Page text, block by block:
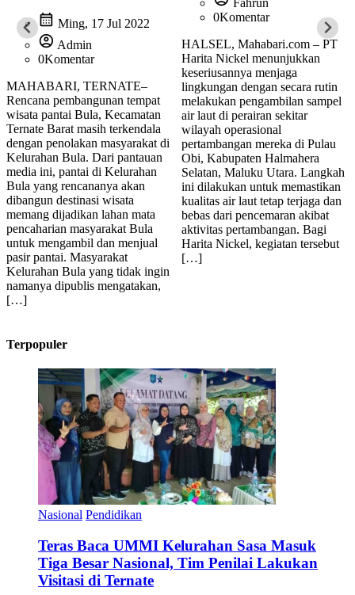
calendar_month Ming, 17 Jul 2022
account_circle Admin
0Komentar
MAHABARI, TERNATE–
Rencana pembangunan tempat
wisata pantai Bula, Kecamatan
Ternate Barat masih terkendala
dengan penolakan masyarakat di
Kelurahan Bula. Dari pantauan
media ini, pantai di Kelurahan
Bula yang rencananya akan
dibangun destinasi wisata
memang dijadikan lahan mata
pencaharian masyarakat Bula
untuk mengambil dan menjual
pasir pantai. Masyarakat
Kelurahan Bula yang tidak ingin
namanya dipublis mengatakan,
[…]
Fahrun
0Komentar
HALSEL, Mahabari.com – PT
Harita Nickel menunjukkan
keseriusannya menjaga
lingkungan dengan secara rutin
melakukan pengambilan sampel
air laut di perairan sekitar
wilayah operasional
pertambangan mereka di Pulau
Obi, Kabupaten Halmahera
Selatan, Maluku Utara. Langkah
ini dilakukan untuk memastikan
kualitas air laut tetap terjaga dan
bebas dari pencemaran akibat
aktivitas pertambangan. Bagi
Harita Nickel, kegiatan tersebut
[…]
Terpopuler
Nasional Pendidikan
Teras Baca UMMI Kelurahan Sasa Masuk
Tiga Besar Nasional, Tim Penilai Lakukan
Visitasi di Ternate